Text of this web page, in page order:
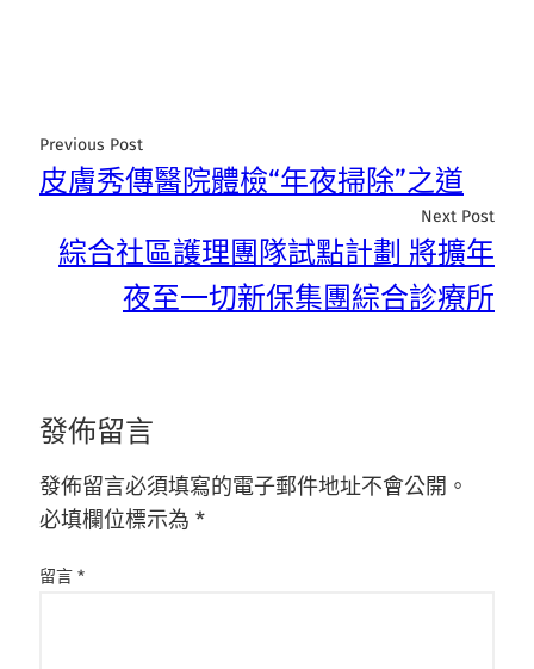
Previous Post
皮膚秀傳醫院體檢“年夜掃除”之道
Next Post
綜合社區護理團隊試點計劃 將擴年
夜至一切新保集團綜合診療所
發佈留言
發佈留言必須填寫的電子郵件地址不會公開。
必填欄位標示為 *
留言 *